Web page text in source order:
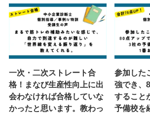
一次・二次ストレート合
格！まなび生産性向上に出
会わなければ合格していな
かったと思います。教わっ
参加した
強でき、
すること
予備校を